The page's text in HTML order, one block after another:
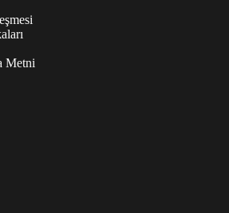
Metni